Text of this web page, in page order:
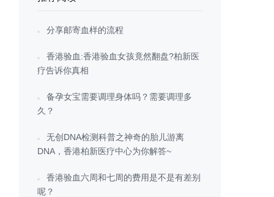
分享邮寄血样的流程
香港验血:香港验血女孩竟然翻盘?柏新医
疗告诉你真相
备孕女宝需要调理身体吗？需要调理多
久？
无创DNA检测科普之神奇的胎儿游离
DNA，香港柏新医疗中心为你解答~
香港验血六周和七周的费用是不是有差别
呢？